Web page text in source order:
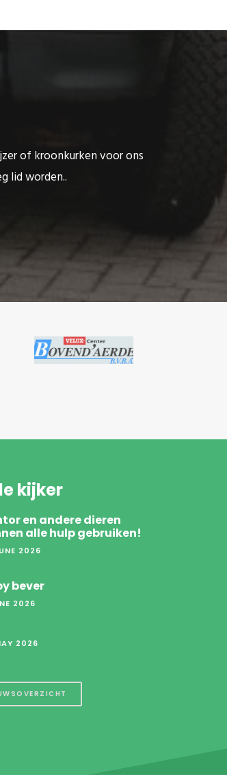
of kroonkurken voor ons
lid worden..
kijker
en andere dieren
alle hulp gebruiken!
2026
bever
2026
2026